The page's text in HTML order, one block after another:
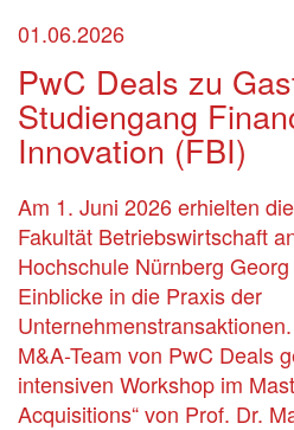
01.06.2026
PwC Deals zu
Studiengang
Innovation (FBI)
Am 1. Juni 2026 erhielten
Fakultät Betriebswirtschaft
Hochschule Nürnberg
Einblicke in die Praxis der
M&A-Team von PwC Deals
intensiven Workshop im
Acquisitions“ von Prof. Dr.